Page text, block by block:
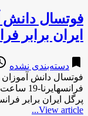
فوتسال دانش
ایران برابر
bookmark دسته‌بندی نشده
فوتسال دانش آموزان
پرگل ایران برابر
View article...